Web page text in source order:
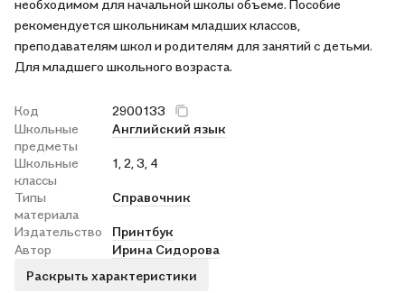
необходимом для начальной школы объеме. Пособие
рекомендуется школьникам младших классов,
преподавателям школ и родителям для занятий с детьми.
Для младшего школьного возраста.
Код
2900133
Школьные
предметы
Английский язык
Школьные
классы
1, 2, 3, 4
Типы
материала
Справочник
Издательство
Принтбук
Автор
Ирина Сидорова
Раскрыть характеристики